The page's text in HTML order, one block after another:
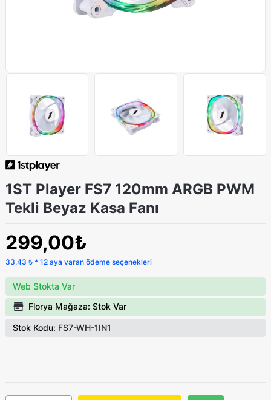
1ST Player FS7 120mm ARGB PWM
Tekli Beyaz Kasa Fanı
299,00₺
33,43 ₺ * 12 aya varan ödeme seçenekleri
Web Stokta Var
Florya Mağaza: Stok Var
Stok Kodu: FS7-WH-1IN1